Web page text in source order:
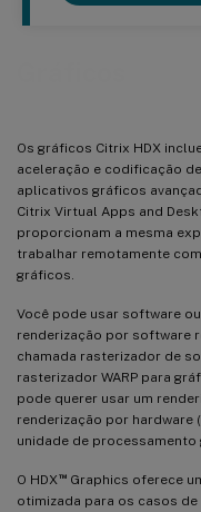
Os gráficos Citrix HDX
aceleração e codificação
aplicativos gráficos
Citrix Virtual Apps and
proporcionam a mesma
trabalhar remotamente
gráficos.
Você pode usar software
renderização por software
chamada rasterizador de
rasterizador WARP para
pode querer usar um
renderização por hardware
unidade de processamento
O HDX ™Graphics oferece
otimizada para os casos